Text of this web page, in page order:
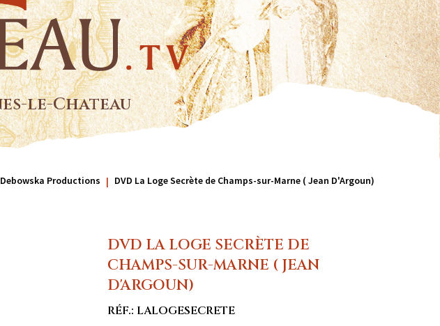
le-Chateau
Productions DVD La Loge Secrète de Champs-sur-Marne ( Jean D'Argoun)
DVD LA LOGE SECRÈTE DE
CHAMPS-SUR-MARNE ( JEAN
D'ARGOUN)
RÉF.: LALOGESECRETE